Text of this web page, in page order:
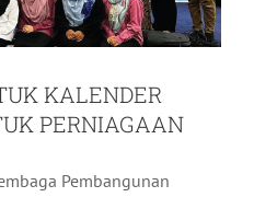
KALENDER
PERNIAGAAN
Pembangunan